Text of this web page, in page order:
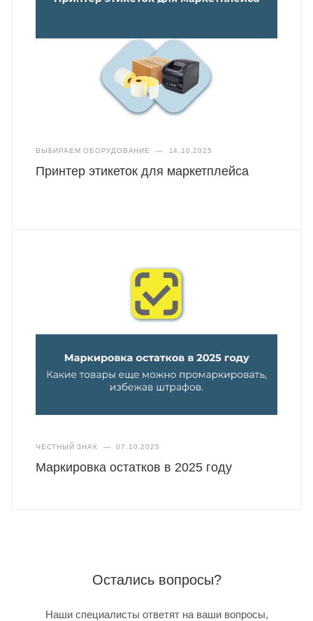
ВЫБИРАЕМ ОБОРУДОВАНИЕ — 14.10.2025
Принтер этикеток для маркетплейса
ЧЕСТНЫЙ ЗНАК — 07.10.2025
Маркировка остатков в 2025 году
Остались вопросы?
Наши специалисты ответят на ваши вопросы,